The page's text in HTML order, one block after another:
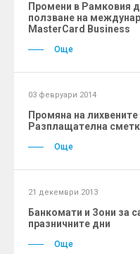
Промени в Рамковия
ползване на
MasterCard Business
Още
03 февруари 2014
Промяна на
Разплащателна
Още
21 декември 2013
Банкомати и Зони за
празничните дни
Още